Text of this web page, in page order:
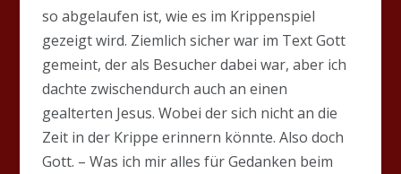
so abgelaufen ist, wie es im Krippenspiel
gezeigt wird. Ziemlich sicher war im Text Gott
gemeint, der als Besucher dabei war, aber ich
dachte zwischendurch auch an einen
gealterten Jesus. Wobei der sich nicht an die
Zeit in der Krippe erinnern könnte. Also doch
Gott. – Was ich mir alles für Gedanken beim